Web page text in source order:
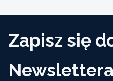
Zapisz się